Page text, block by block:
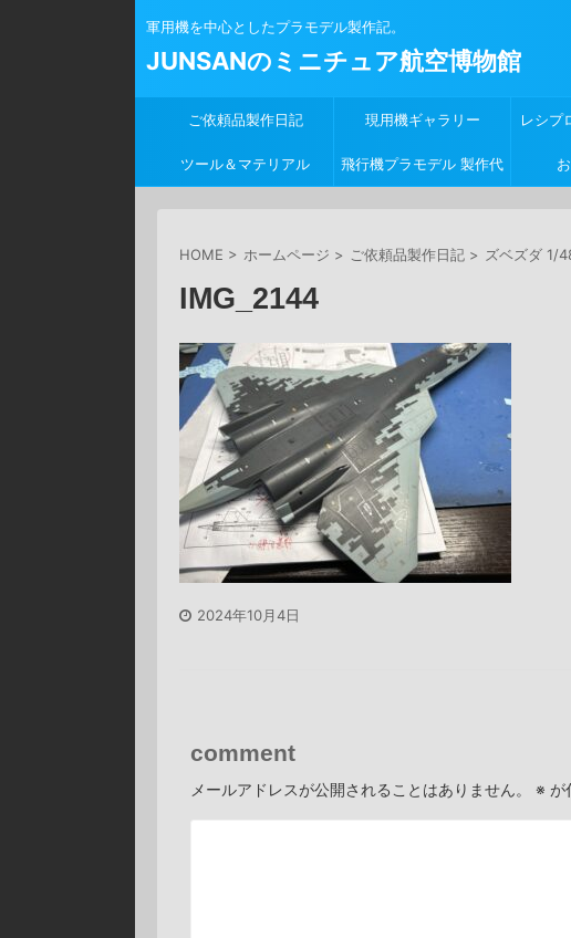
軍用機を中心としたプラモデル製作記。
JUNSANのミニチュア航空博物館
ご依頼品製作日記 現用機ギャラリー レシプ
ツール＆マテリアル 飛行機プラモデル 製作代
HOME > ホームページ > ご依頼品製作日記 > ズベズダ 1/
IMG_2144
2024年10月4日
comment
メールアドレスが公開されることはありません。 ※ が